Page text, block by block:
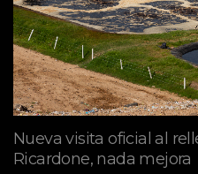
Nueva visita oficial al
Ricardone, nada mejora